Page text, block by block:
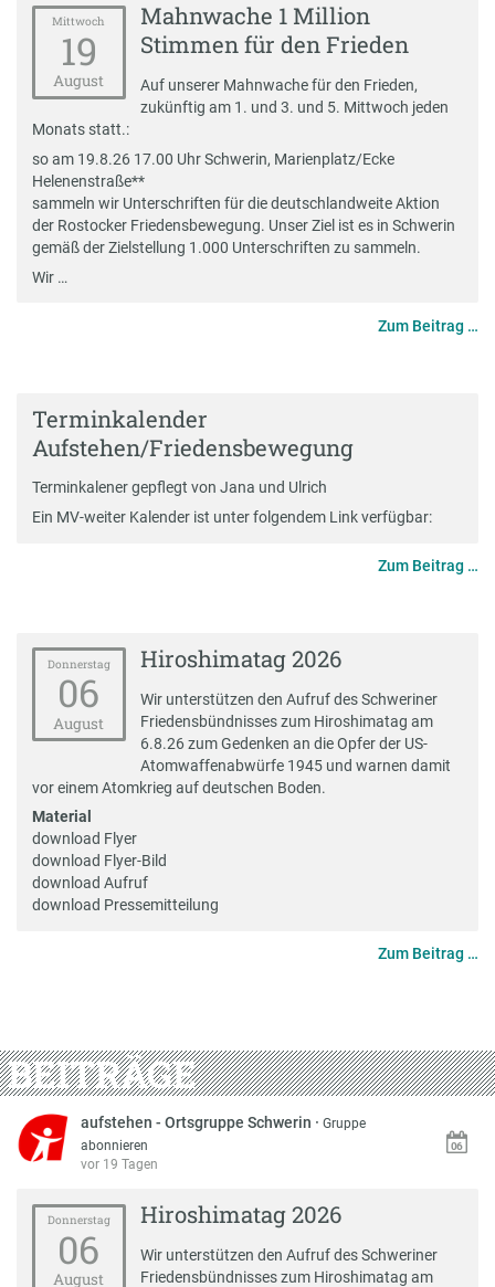
Mittwoch
19
August
Mahnwache 1 Million
Stimmen für den Frieden
Auf unserer Mahnwache für den Frieden,
zukünftig am 1. und 3. und 5. Mittwoch jeden
Monats statt.:
so am 19.8.26 17.00 Uhr Schwerin, Marienplatz/Ecke
Helenenstraße**
sammeln wir Unterschriften für die deutschlandweiteAktion
der Rostocker Friedensbewegung. Unser Ziel ist es in Schwerin
gemäß der Zielstellung 1.000 Unterschriften zu sammeln.
Wir …
Zum Beitrag …
Terminkalender
Aufstehen/Friedensbewegung
Terminkalener gepflegt von Jana und Ulrich
Ein MV-weiter Kalender ist unter folgendem Link verfügbar:
Zum Beitrag …
Donnerstag
06
August
Hiroshimatag 2026
Wir unterstützen denAufruf des Schweriner
Friedensbündnisses zum Hiroshimatag am
6.8.26 zum Gedenken an die Opfer der US-
Atomwaffenabwürfe 1945 und warnen damit
vor einem Atomkrieg auf deutschen Boden.
Material
download Flyer
download Flyer-Bild
download Aufruf
download Pressemitteilung
Zum Beitrag …
BEITRÄGE
aufstehen - Ortsgruppe Schwerin ·Gruppe
abonnieren
vor 19 Tagen
Donnerstag
06
August
Hiroshimatag 2026
Wir unterstützen denAufruf des Schweriner
Friedensbündnisses zum Hiroshimatag am